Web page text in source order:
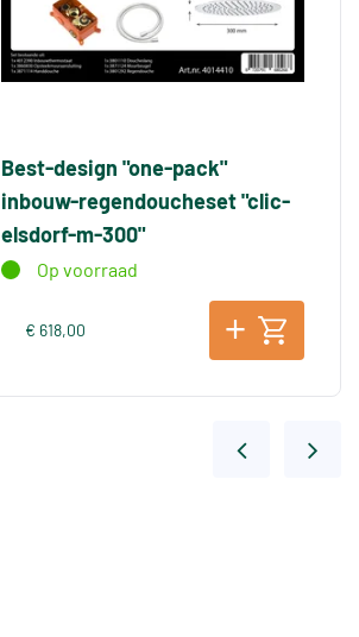
Best-design "one-pack"
inbouw-regendoucheset "clic-
elsdorf-m-300"
Op voorraad
€ 618,00